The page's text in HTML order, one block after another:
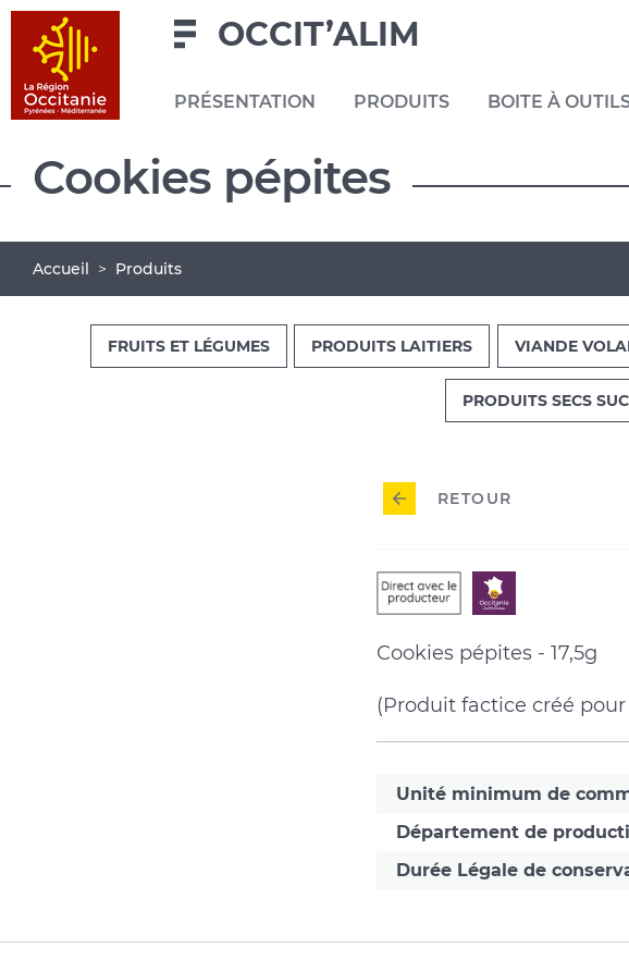
Navigation
Aller
contenu
principal
Pied
page
OCCIT’ALIM
principale
PRÉSENTATION PRODUITS BOITE À
Cookies pépites
Fil
d'Ariane
Accueil Produits
FRUITS ET LÉGUMES PRODUITS LAITIERS VIANDE
PRODUITS SECS
RETOUR
Direct
avec
le
producteur
Sud
de
France
Cookies pépites - 17,5g
(Produit factice créé
Unité minimum de
Département de
Durée Légale de